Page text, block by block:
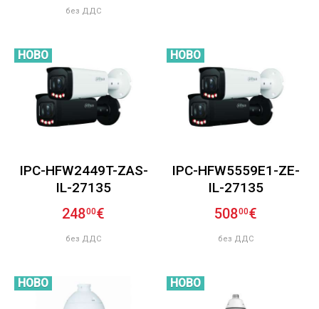
без ДДС
IPC-HFW2449T-ZAS-
IL-27135
24800€
без ДДС
НОВО
IPC-HFW5559E1-ZE-
IL-27135
50800€
без ДДС
НОВО
НОВО НОВО